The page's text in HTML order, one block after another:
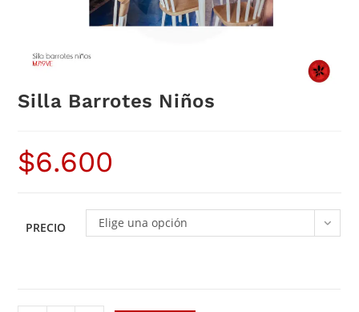
Silla Barrotes Niños
$6.600
PRECIO Elige una opción